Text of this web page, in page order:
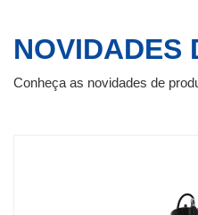
NOVIDADES
Conheça as novidades de